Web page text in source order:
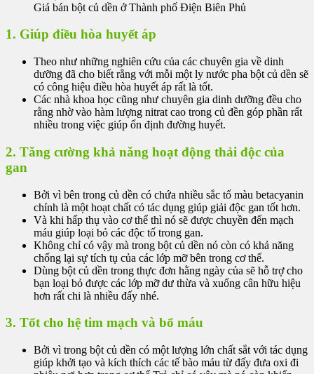
Giá bán bột củ dền ở Thành phố Điện Biên Phủ
1. Giúp điều hòa huyết áp
Theo như những nghiên cứu của các chuyên gia về dinh
dưỡng đã cho biết rằng với mỗi một ly nước pha bột củ dền sẽ
có công hiệu điều hòa huyết áp rất là tốt.
Các nhà khoa học cũng như chuyên gia dinh dưỡng đều cho
rằng nhờ vào hàm lượng nitrat cao trong củ đền góp phần rất
nhiều trong việc giúp ổn định đường huyết.
2. Tăng cường khả năng hoạt động thải độc của
gan
Bởi vì bên trong củ dền có chứa nhiều sắc tố màu betacyanin
chính là một hoạt chất có tác dụng giúp giải độc gan tốt hơn.
Và khi hấp thụ vào cơ thể thì nó sẽ được chuyền đến mạch
máu giúp loại bỏ các độc tố trong gan.
Không chỉ có vậy mà trong bột củ dền nó còn có khả năng
chống lại sự tích tụ của các lớp mỡ bên trong cơ thể.
Dùng bột củ dền trong thực đơn hằng ngày của sẽ hỗ trợ cho
bạn loại bỏ được các lớp mỡ dư thừa và xuống cân hữu hiệu
hơn rất chi là nhiều đấy nhé.
3. Tốt cho hệ tim mạch và bổ máu
Bởi vì trong bột củ dền có một lượng lớn chất sắt với tác dụng
giúp khởi tạo và kích thích các tế bào máu từ đấy đưa oxi đi